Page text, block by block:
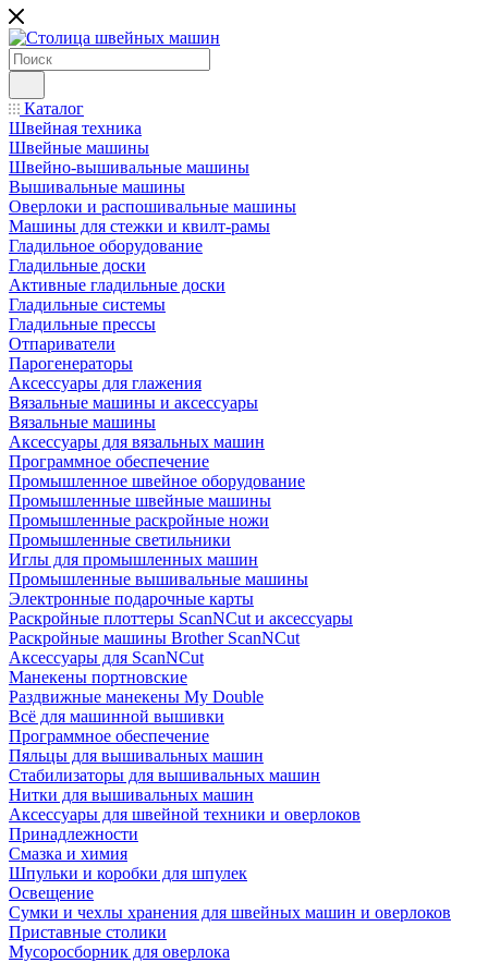
Каталог
Швейная техника
Швейные машины
Швейно-вышивальные машины
Вышивальные машины
Оверлоки и распошивальные машины
Машины для стежки и квилт-рамы
Гладильное оборудование
Гладильные доски
Активные гладильные доски
Гладильные системы
Гладильные прессы
Отпариватели
Парогенераторы
Аксессуары для глажения
Вязальные машины и аксессуары
Вязальные машины
Аксессуары для вязальных машин
Программное обеспечение
Промышленное швейное оборудование
Промышленные швейные машины
Промышленные раскройные ножи
Промышленные светильники
Иглы для промышленных машин
Промышленные вышивальные машины
Электронные подарочные карты
Раскройные плоттеры ScanNCut и аксессуары
Раскройные машины Brother ScanNCut
Аксессуары для ScanNCut
Манекены портновские
Раздвижные манекены My Double
Всё для машинной вышивки
Программное обеспечение
Пяльцы для вышивальных машин
Стабилизаторы для вышивальных машин
Нитки для вышивальных машин
Аксессуары для швейной техники и оверлоков
Принадлежности
Смазка и химия
Шпульки и коробки для шпулек
Освещение
Сумки и чехлы хранения для швейных машин и оверлоков
Приставные столики
Мусоросборник для оверлока